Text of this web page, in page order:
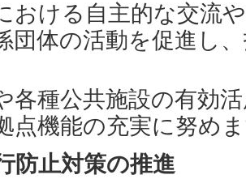
おける自主的な交流
団体の活動を促進し
各種公共施設の有効
点機能の充実に努め
防止対策の推進